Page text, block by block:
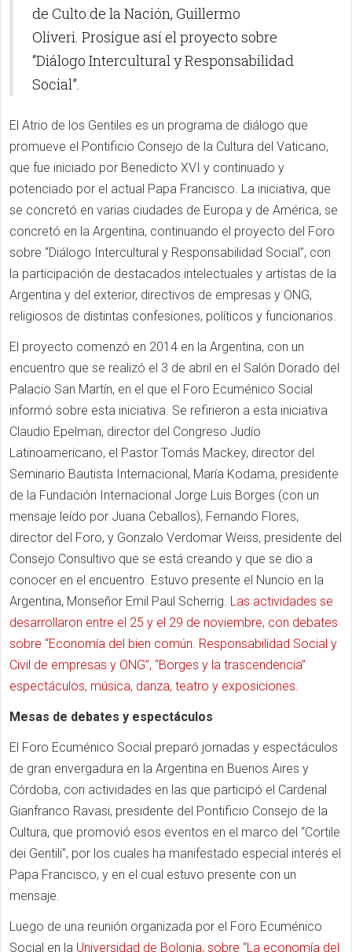
de Culto de la Nación, Guillermo
Oliveri. Prosigue así el proyecto sobre
“Diálogo Intercultural y Responsabilidad
Social”.
El Atrio de los Gentiles es un programa de diálogo que
promueve el Pontificio Consejo de la Cultura del Vaticano,
que fue iniciado por Benedicto XVI y continuado y
potenciado por el actual Papa Francisco. La iniciativa, que
se concretó en varias ciudades de Europa y de América, se
concretó en la Argentina, continuando el proyecto del Foro
sobre “Diálogo Intercultural y Responsabilidad Social”, con
la participación de destacados intelectuales y artistas de la
Argentina y del exterior, directivos de empresas y ONG,
religiosos de distintas confesiones, políticos y funcionarios.
El proyecto comenzó en 2014 en la Argentina, con un
encuentro que se realizó el 3 de abril en el Salón Dorado del
Palacio San Martín, en el que el Foro Ecuménico Social
informó sobre esta iniciativa. Se refirieron a esta iniciativa
Claudio Epelman, director del Congreso Judío
Latinoamericano, el Pastor Tomás Mackey, director del
Seminario Bautista Internacional, María Kodama, presidente
de la Fundación Internacional Jorge Luis Borges (con un
mensaje leído por Juana Ceballos), Fernando Flores,
director del Foro, y Gonzalo Verdomar Weiss, presidente del
Consejo Consultivo que se está creando y que se dio a
conocer en el encuentro. Estuvo presente el Nuncio en la
Argentina, Monseñor Emil Paul Scherrig. Las actividades se
desarrollaron entre el 25 y el 29 de noviembre, con debates
sobre “Economía del bien común. Responsabilidad Social y
Civil de empresas y ONG”, “Borges y la trascendencia”
espectáculos, música, danza, teatro y exposiciones.
Mesas de debates y espectáculos
El Foro Ecuménico Social preparó jornadas y espectáculos
de gran envergadura en la Argentina en Buenos Aires y
Córdoba, con actividades en las que participó el Cardenal
Gianfranco Ravasi, presidente del Pontificio Consejo de la
Cultura, que promovió esos eventos en el marco del “Cortile
dei Gentili”, por los cuales ha manifestado especial interés el
Papa Francisco, y en el cual estuvo presente con un
mensaje.
Luego de una reunión organizada por el Foro Ecuménico
Social en la Universidad de Bolonia, sobre “La economía del